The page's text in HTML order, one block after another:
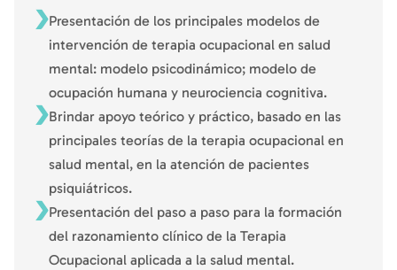
Presentación de los principales modelos de
intervención de terapia ocupacional en salud
mental: modelo psicodinámico; modelo de
ocupación humana y neurociencia cognitiva.
Brindar apoyo teórico y práctico, basado en las
principales teorías de la terapia ocupacional en
salud mental, en la atención de pacientes
psiquiátricos.
Presentación del paso a paso para la formación
del razonamiento clínico de la Terapia
Ocupacional aplicada a la salud mental.